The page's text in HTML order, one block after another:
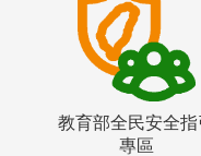
教育部全民安全指
專區